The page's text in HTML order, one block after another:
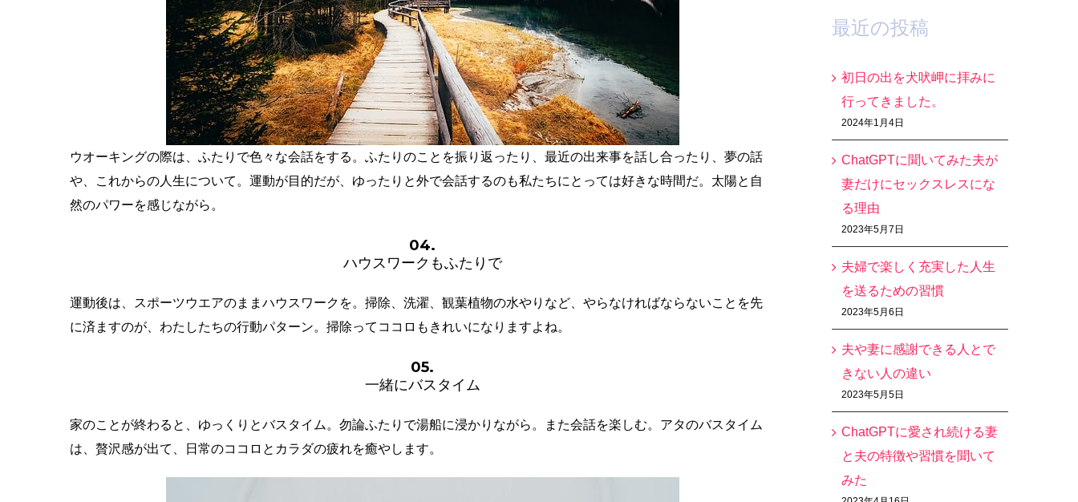
ウオーキングの際は、ふたりで色々な会話をする。ふたりのことを振り返ったり、最近の出来事を話し合ったり、夢の話
や、これからの人生について。運動が目的だが、ゆったりと外で会話するのも私たちにとっては好きな時間だ。太陽と自
然のパワーを感じながら。
04.
ハウスワークもふたりで
運動後は、スポーツウエアのままハウスワークを。掃除、洗濯、観葉植物の水やりなど、やらなければならないことを先
に済ますのが、わたしたちの行動パターン。掃除ってココロもきれいになりますよね。
05.
一緒にバスタイム
家のことが終わると、ゆっくりとバスタイム。勿論ふたりで湯船に浸かりながら。また会話を楽しむ。アタのバスタイム
は、贅沢感が出て、日常のココロとカラダの疲れを癒やします。
最近の投稿
初日の出を犬吠岬に拝みに
行ってきました。
2024年1月4日
ChatGPTに聞いてみた夫が
妻だけにセックスレスにな
る理由
2023年5月7日
夫婦で楽しく充実した人生
を送るための習慣
2023年5月6日
夫や妻に感謝できる人とで
きない人の違い
2023年5月5日
ChatGPTに愛され続ける妻
と夫の特徴や習慣を聞いて
みた